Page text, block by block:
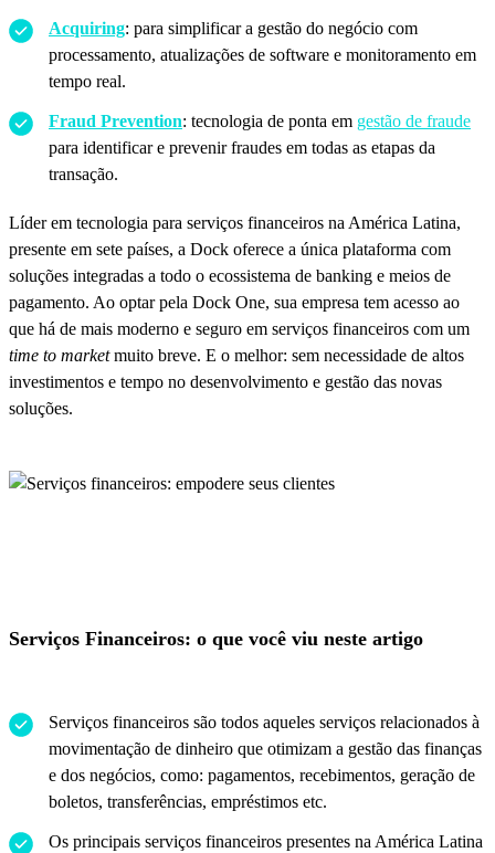
Acquiring: para simplificar a gestão do negócio com
processamento, atualizações de software e monitoramento em
tempo real.
Fraud Prevention: tecnologia de ponta em gestão de fraude
para identificar e prevenir fraudes em todas as etapas da
transação.
Líder em tecnologia para serviços financeiros na América Latina,
presente em sete países, a Dock oferece a única plataforma com
soluções integradas a todo o ecossistema de banking e meios de
pagamento. Ao optar pela Dock One, sua empresa tem acesso ao
que há de mais moderno e seguro em serviços financeiros com um
time to marketmuito breve. E o melhor: sem necessidade de altos
investimentos e tempo no desenvolvimento e gestão das novas
soluções.
Serviços Financeiros: o que você viu neste artigo
Serviços financeiros são todos aqueles serviços relacionados à
movimentação de dinheiro que otimizam a gestão das finanças
e dos negócios, como: pagamentos, recebimentos, geração de
boletos, transferências, empréstimos etc.
Os principais serviços financeiros presentes na América Latina